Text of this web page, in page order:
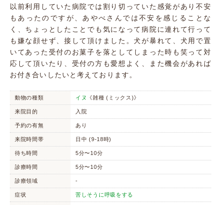
以前利用していた病院では割り切っていた感覚があり不安
もあったのですが、あやべさんでは不安を感じることな
く、ちょっとしたことでも気になって病院に連れて行って
も嫌な顔せず、接して頂けました。犬が暴れて、犬用で置
いてあった受付のお菓子を落としてしまった時も笑って対
応して頂いたり、受付の方も愛想よく、また機会があれば
お付き合いしたいと考えております。
動物の種類 イヌ 《雑種 (ミックス)》
来院目的 入院
予約の有無 あり
来院時間帯 日中 (9-18時)
待ち時間 5分〜10分
診療時間 5分〜10分
診療領域 -
症状 苦しそうに呼吸をする